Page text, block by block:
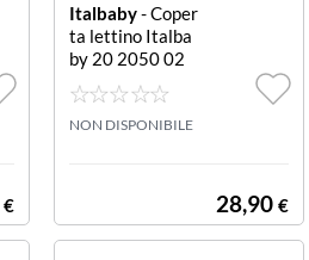
€
Italbaby- Coper
ta lettino Italba
by 20 2050 02
Azzurro
NON DISPONIBILE
28,90 €